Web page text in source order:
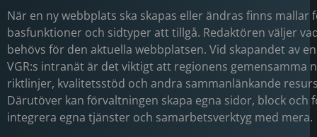
När en ny webbplats ska skapas eller ändras finns mallar
basfunktioner och sidtyper att tillgå. Redaktören väljer
behövs för den aktuella webbplatsen. Vid skapandet av
VGR:s intranät är det viktigt att regionens gemensamma
riktlinjer, kvalitetsstöd och andra sammanlänkande
Därutöver kan förvaltningen skapa egna sidor, block och
integrera egna tjänster och samarbetsverktyg med mera.